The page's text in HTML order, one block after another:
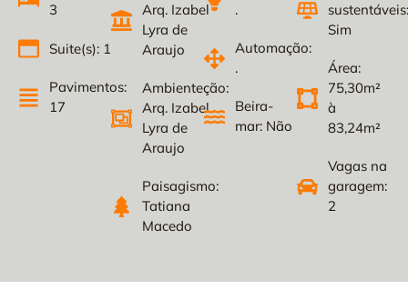
3
Suite(s): 1
Pavimentos:
17
Arq. Izabel
Lyra de
Araujo
Ambienteção:
Arq. Izabel
Lyra de
Araujo
Paisagismo:
Tatiana
Macedo
.
Automação:
.
Beira-
mar: Não
sustentáveis:
Sim
Área:
75,30m²
à
83,24m²
Vagas na
garagem:
2